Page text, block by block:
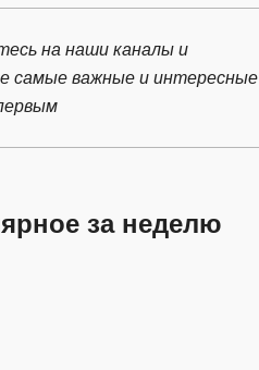
на наши каналы и
самые важные и интересные
за неделю